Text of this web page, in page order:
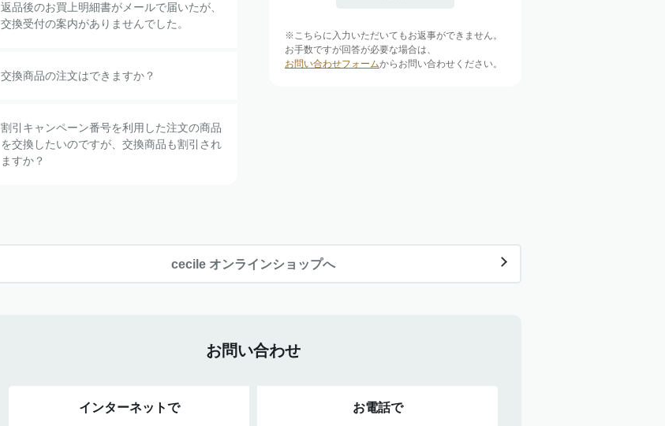
返品後のお買上明細書がメールで届いたが、
交換受付の案内がありませんでした。
交換商品の注文はできますか？
割引キャンペーン番号を利用した注文の商品
を交換したいのですが、交換商品も割引され
ますか？
※こちらに入力いただいてもお返事ができません。
お手数ですが回答が必要な場合は、
お問い合わせフォームからお問い合わせください。
cecile オンラインショップへ
お問い合わせ
インターネットで お電話で